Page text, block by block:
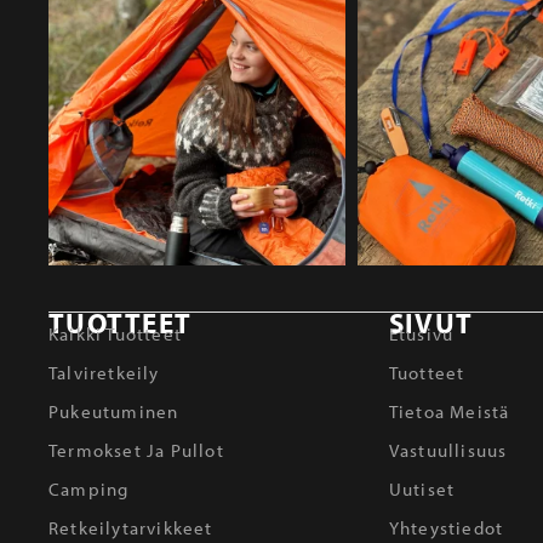
TUOTTEET
Kaikki Tuotteet
Talviretkeily
Pukeutuminen
Termokset Ja Pullot
Camping
Retkeilytarvikkeet
SIVUT
Etusivu
Tuotteet
Tietoa Meistä
Vastuullisuus
Uutiset
Yhteystiedot